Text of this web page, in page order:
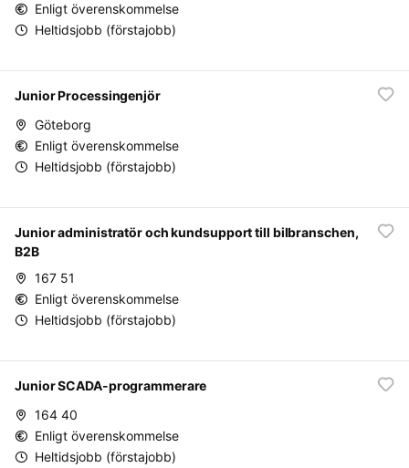
Enligt överenskommelse
Heltidsjobb (förstajobb)
Junior Processingenjör
Göteborg
Enligt överenskommelse
Heltidsjobb (förstajobb)
Junior administratör och kundsupport till bilbranschen,
B2B
167 51
Enligt överenskommelse
Heltidsjobb (förstajobb)
Junior SCADA-programmerare
164 40
Enligt överenskommelse
Heltidsjobb (förstajobb)